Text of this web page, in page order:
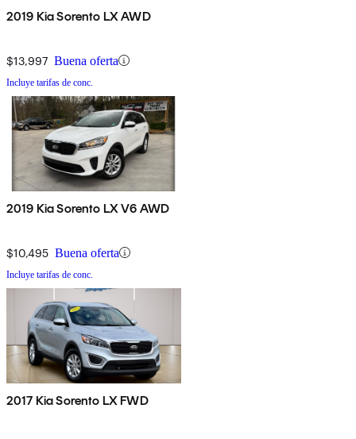
2019 Kia Sorento LX AWD
$13,997 Buena oferta
Incluye tarifas de conc.
2019 Kia Sorento LX V6 AWD
$10,495 Buena oferta
Incluye tarifas de conc.
2017 Kia Sorento LX FWD